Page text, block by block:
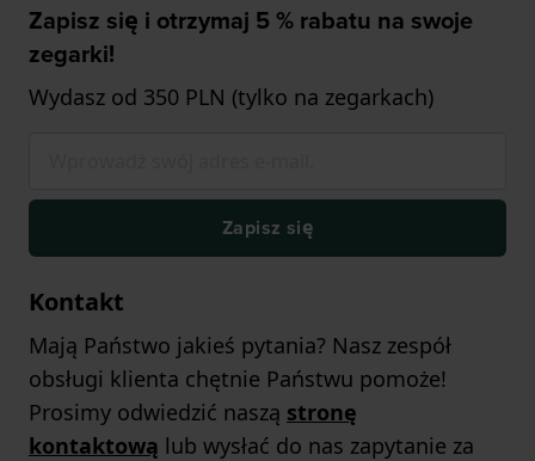
Zapisz się i otrzymaj 5 % rabatu na swoje
zegarki!
Wydasz od 350 PLN (tylko na zegarkach)
Zapisz się
Kontakt
Mają Państwo jakieś pytania? Nasz zespół
obsługi klienta chętnie Państwu pomoże!
Prosimy odwiedzić naszą stronę
kontaktową lub wysłać do nas zapytanie za